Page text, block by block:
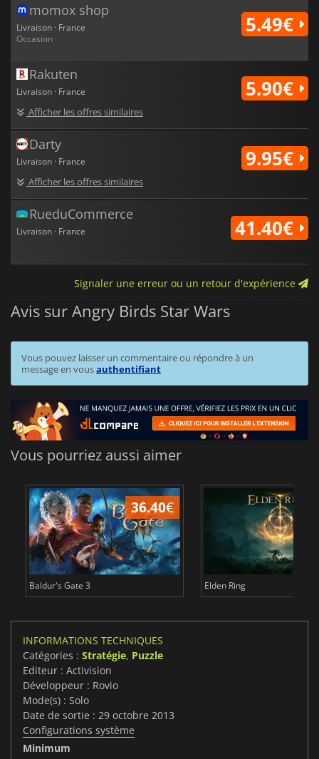
momox shop
Livraison · France
Occasion
5.49€
Rakuten
Livraison · France
Afficher les offres similaires
5.90€
Darty
Livraison · France
Afficher les offres similaires
9.95€
RueduCommerce
Livraison · France 41.40€
Signaler une erreur ou un retour d'expérience
Avis sur Angry Birds Star Wars
Vous pouvez laisser un commentaire ou répondre à un
message en vousauthentifiant
Vous pourriez aussi aimer
36.40€
Baldur's Gate 3 Elden Ring
INFORMATIONS TECHNIQUES
Catégories : Stratégie, Puzzle
Editeur : Activision
Développeur : Rovio
Mode(s) : Solo
Date de sortie : 29 octobre 2013
Configurations système
Minimum